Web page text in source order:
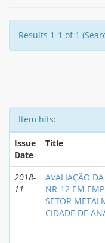
Results 1-1 of 1
Item hits:
Issue
Date
Title
2018-
11
AVALIAÇÃO
NR-12 EM
SETOR
CIDADE DE